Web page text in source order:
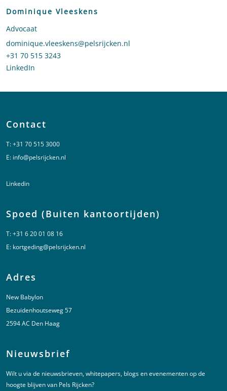
Dominique Vleeskens
Advocaat
Stuur een e-mail naar Dominique Vleeskens
dominique.vleeskens@pelsrijcken.nl
Bel naar Dominique Vleeskens
+31 70 515 3243
LinkedIn
Contact
T:+31 70 515 3000
E: info@pelsrijcken.nl
Linkedin
Spoed (Buiten kantoortijden)
T:+31 6 20 01 08 16
E: kortgeding@pelsrijcken.nl
Adres
New Babylon
Bezuidenhoutseweg 57
2594 AC Den Haag
Nieuwsbrief
Wilt u via de nieuwsbrieven, whitepapers, blogs en evenementen op de
hoogte blijven van Pels Rijcken?